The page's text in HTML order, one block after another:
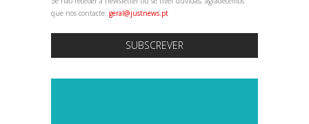
que nos contacte: geral@justnews.pt
SUBSCREVER